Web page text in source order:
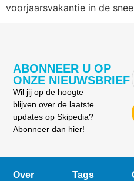
voorjaarsvakantie in de
ABONNEER U OP
ONZE NIEUWSBRIEF
Wil jij op de hoogte
blijven over de laatste
updates op Skipedia?
Abonneer dan hier!
Over Tags